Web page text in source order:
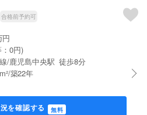
合格前予約可
円
0円)
/鹿児島中央駅 徒歩8分
築22年
を確認する 無料